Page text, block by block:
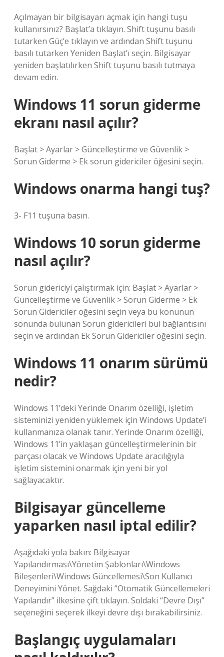
Açılmayan bir bilgisayarı açmak için hangi tuşu
kullanırsınız? Başlat’a tıklayın. Shift tuşunu basılı
tutarken Güç’e tıklayın ve ardından Shift tuşunu
basılı tutarken Yeniden Başlat’ı seçin. Bilgisayar
yeniden başlatılırken Shift tuşunu basılı tutmaya
devam edin.
Windows 11 sorun giderme
ekranı nasıl açılır?
Başlat > Ayarlar > Güncelleştirme ve Güvenlik >
Sorun Giderme > Ek sorun gidericiler öğesini seçin.
Windows onarma hangi tuş?
3- F11 tuşuna basın.
Windows 10 sorun giderme
nasıl açılır?
Sorun gidericiyi çalıştırmak için: Başlat > Ayarlar >
Güncelleştirme ve Güvenlik > Sorun Giderme > Ek
Sorun Gidericiler öğesini seçin veya bu konunun
sonunda bulunan Sorun gidericileri bul bağlantısını
seçin ve ardından Ek Sorun Gidericiler öğesini seçin.
Windows 11 onarım sürümü
nedir?
Windows 11’deki Yerinde Onarım özelliği, işletim
sisteminizi yeniden yüklemek için Windows Update’i
kullanmanıza olanak tanır. Yerinde Onarım özelliği,
Windows 11’in yaklaşan güncelleştirmelerinin bir
parçası olacak ve Windows Update aracılığıyla
işletim sistemini onarmak için yeni bir yol
sağlayacaktır.
Bilgisayar güncelleme
yaparken nasıl iptal edilir?
Aşağıdaki yola bakın: Bilgisayar
Yapılandırması\Yönetim Şablonları\Windows
Bileşenleri\Windows Güncellemesi\Son Kullanıcı
Deneyimini Yönet. Sağdaki “Otomatik Güncellemeleri
Yapılandır” ilkesine çift tıklayın. Soldaki “Devre Dışı”
seçeneğini seçerek ilkeyi devre dışı bırakabilirsiniz.
Başlangıç uygulamaları